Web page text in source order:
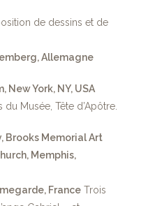
de dessins et de
Allemagne
New York, NY, USA
Musée, Tête d’Apôtre.
Brooks Memorial Art
Memphis,
France Trois